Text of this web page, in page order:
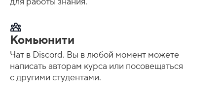
Комьюнити
Чат в Discord. Вы в любой момент можете
написать авторам курса или посовещаться
с другими студентами.